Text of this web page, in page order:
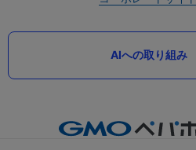
AIへの取り組み